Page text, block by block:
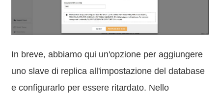
In breve, abbiamo qui un'opzione per aggiungere
uno slave di replica all'impostazione del database
e configurarlo per essere ritardato. Nello